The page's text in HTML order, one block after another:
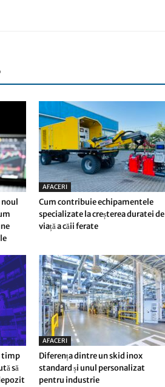
noul
AFACERI
Cum contribuie echipamentele
specializate la creșterea duratei de
viață a căii ferate
timp
să
AFACERI
Diferența dintre un skid inox
standard și unul personalizat
pentru industrie